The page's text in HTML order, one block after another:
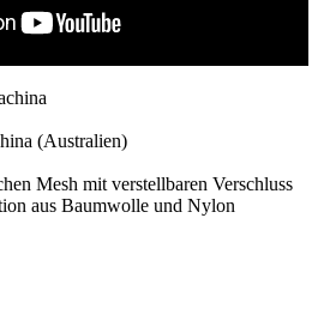
(Australien)
Mesh mit verstellbaren Verschluss
aus Baumwolle und Nylon